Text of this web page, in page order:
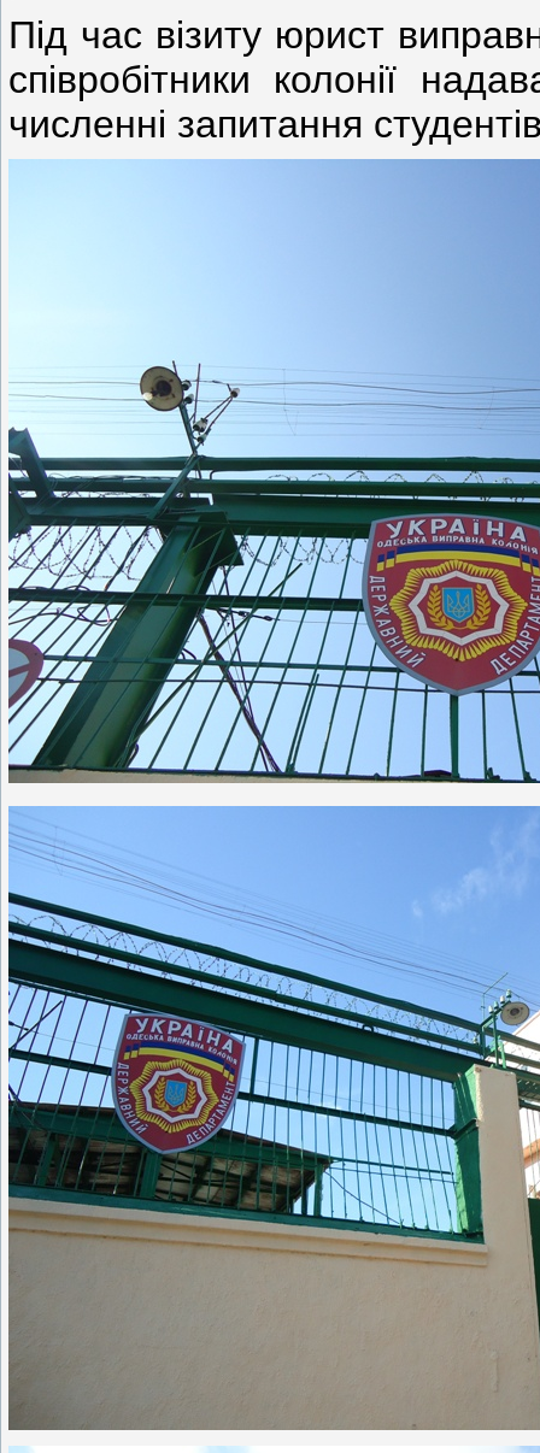
Під час візиту юрист
співробітники колонії
численні запитання